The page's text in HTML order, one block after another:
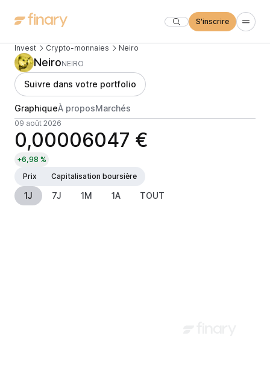
S'inscrire
Invest Crypto-monnaies Neiro
NeiroNEIRO
Suivre dans votre portfolio
GraphiqueÀ proposMarchés
09 août 2026
0,00006047 €
+6,98 %
Prix
Capitalisation boursière
1J 7J 1M 1A TOUT